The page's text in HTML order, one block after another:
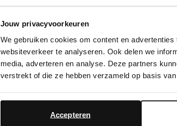
Jouw privacyvoorkeuren
We gebruiken cookies om content en
websiteverkeer te analyseren. Ook delen we
media, adverteren en analyse. Deze partners
verstrekt of die ze hebben verzameld op basis
Accepteren
It looks like your